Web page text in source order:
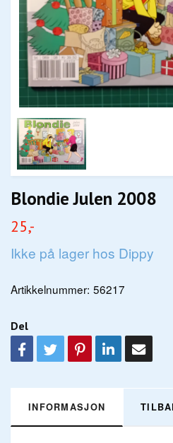
Blondie Julen 2008
25,-
Ikke på lager hos Dippy
Artikkelnummer: 56217
Del
INFORMASJON